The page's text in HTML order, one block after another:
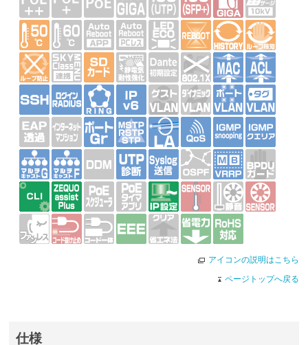
アイコンの説明はこちら
ページトップへ戻る
仕様